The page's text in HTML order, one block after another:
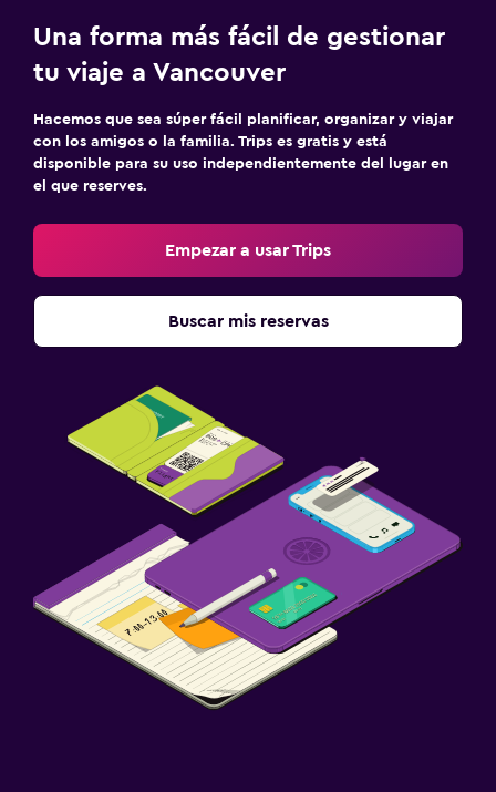
Una forma más fácil de gestionar
tu viaje a Vancouver
Hacemos que sea súper fácil planificar, organizar y viajar
con los amigos o la familia. Trips es gratis y está
disponible para su uso independientemente del lugar en
el que reserves.
Empezar a usar Trips
Buscar mis reservas